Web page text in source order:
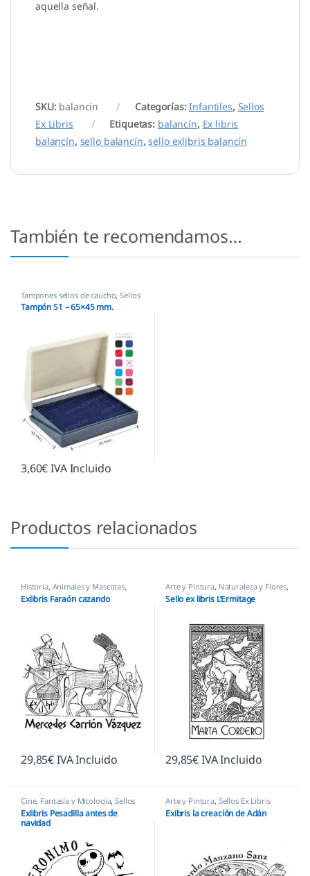
aquella señal.
SKU: balancin Categorías:Infantiles, Sellos
Ex Libris
Etiquetas: balancín, Ex libris
balancín, sello balancín,sello exlibris balancín
También te recomendamos…
Tampones sellos de caucho,Sellos
empresas
Tampón S1 – 65×45 mm.
3,60€IVA Incluido
Productos relacionados
Historia, Animales y Mascotas,
Sellos Ex Libris
Exlibris Faraón cazando
29,85€IVA Incluido
Arte y Pintura, Naturaleza y Flores,
Personajes y Figuras, Sellos Ex
Libris
Sello ex libris L’Ermitage
29,85€IVA Incluido
Cine, Fantasía y Mitología,Sellos
Ex Libris
Exlibris Pesadilla antes de
navidad
Arte y Pintura, Sellos Ex Libris
Exibris la creación de Adán